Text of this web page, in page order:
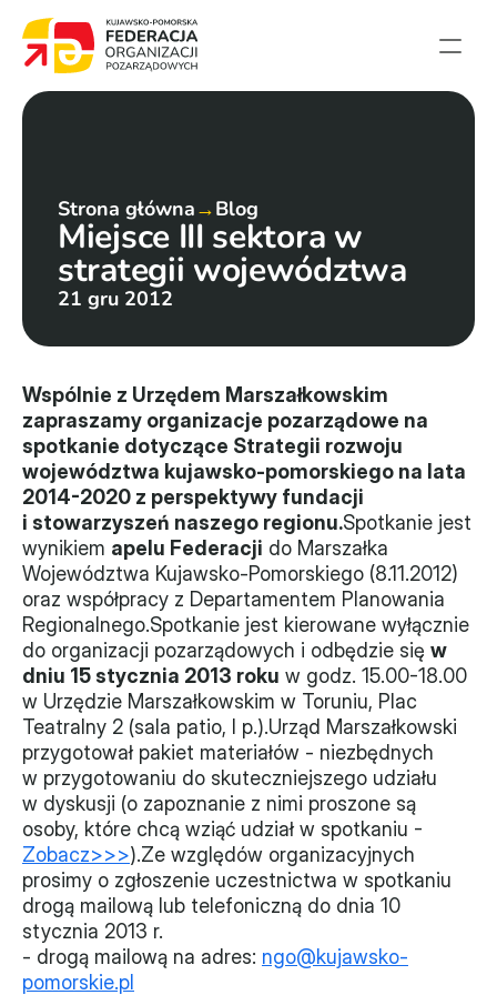
Projekty
Członkowie
English summary
Kontakt
Statut i sprawozdania
Karta zasad
Władze
Historia i działania
Narzędzie samooceny
Kalendarz działań
Projekty
XVII forum NGO
Projekt z powiatem
Przystąp
Członkostwo
Procedura
Strona główna→Blog
Miejsce III sektora w
strategii województwa
21 gru 2012
Wspólnie z Urzędem Marszałkowskim
zapraszamy organizacje pozarządowe na
spotkanie dotyczące Strategii rozwoju
województwa kujawsko-pomorskiego na lata
2014-2020 z perspektywy fundacji
i stowarzyszeń naszego regionu.Spotkanie jest
wynikiem apelu Federacji do Marszałka
Województwa Kujawsko-Pomorskiego (8.11.2012)
oraz współpracy z Departamentem Planowania
Regionalnego.Spotkanie jest kierowane wyłącznie
do organizacji pozarządowych i odbędzie się w
dniu 15 stycznia 2013 roku w godz. 15.00-18.00
w Urzędzie Marszałkowskim w Toruniu, Plac
Teatralny 2 (sala patio, I p.).Urząd Marszałkowski
przygotował pakiet materiałów - niezbędnych
w przygotowaniu do skuteczniejszego udziału
w dyskusji (o zapoznanie z nimi proszone są
Zobacz>>>).Ze względów organizacyjnych
prosimy o zgłoszenie uczestnictwa w spotkaniu
drogą mailową lub telefoniczną do dnia 10
stycznia 2013 r.
- drogą mailową na adres: ngo@kujawsko-
pomorskie.pl